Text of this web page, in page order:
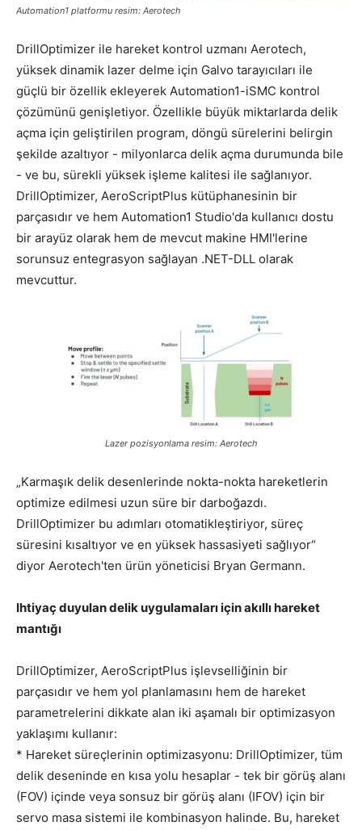
Automation1 platformu resim: Aerotech
DrillOptimizer ile hareket kontrol uzmanı Aerotech,
yüksek dinamik lazer delme için Galvo tarayıcıları ile
güçlü bir özellik ekleyerek Automation1-iSMC kontrol
çözümünü genişletiyor. Özellikle büyük miktarlarda delik
açma için geliştirilen program, döngü sürelerini belirgin
şekilde azaltıyor - milyonlarca delik açma durumunda bile
- ve bu, sürekli yüksek işleme kalitesi ile sağlanıyor.
DrillOptimizer, AeroScriptPlus kütüphanesinin bir
parçasıdır ve hem Automation1 Studio'da kullanıcı dostu
bir arayüz olarak hem de mevcut makine HMI'lerine
sorunsuz entegrasyon sağlayan .NET-DLL olarak
mevcuttur.
Lazer pozisyonlama resim: Aerotech
„Karmaşık delik desenlerinde nokta-nokta hareketlerin
optimize edilmesi uzun süre bir darboğazdı.
DrillOptimizer bu adımları otomatikleştiriyor, süreç
süresini kısaltıyor ve en yüksek hassasiyeti sağlıyor“
diyor Aerotech'ten ürün yöneticisi Bryan Germann.
Ihtiyaç duyulan delik uygulamaları için akıllı hareket
mantığı
DrillOptimizer, AeroScriptPlus işlevselliğinin bir
parçasıdır ve hem yol planlamasını hem de hareket
parametrelerini dikkate alan iki aşamalı bir optimizasyon
yaklaşımı kullanır:
* Hareket süreçlerinin optimizasyonu: DrillOptimizer, tüm
delik deseninde en kısa yolu hesaplar - tek bir görüş alanı
(FOV) içinde veya sonsuz bir görüş alanı (IFOV) için bir
servo masa sistemi ile kombinasyon halinde. Bu, hareket